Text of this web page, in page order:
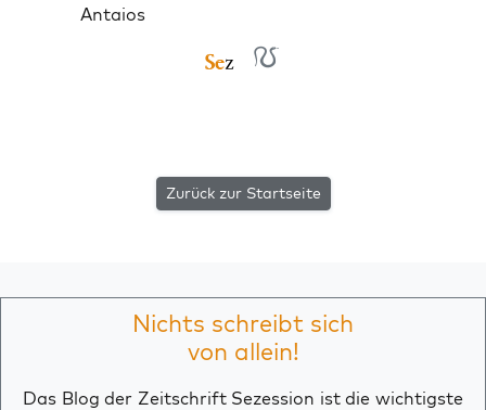
Antaios
Zurück zur Startseite
Nichts schreibt sich
von allein!
Das Blog der Zeitschrift Sezession ist die wichtigste